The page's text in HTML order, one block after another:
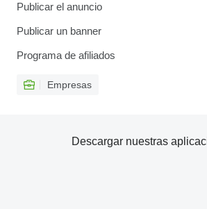
Publicar el anuncio
Publicar un banner
Programa de afiliados
Empresas
Descargar nuestras